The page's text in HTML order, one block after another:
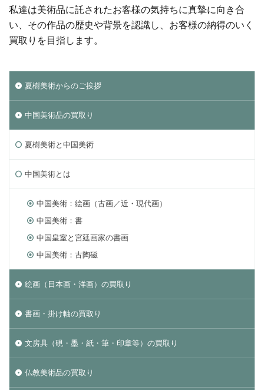
私達は美術品に託されたお客様の気持ちに真摯に向き合
い、その作品の歴史や背景を認識し、お客様の納得のいく
買取りを目指します。
夏樹美術からのご挨拶
中国美術品の買取り
夏樹美術と中国美術
中国美術とは
中国美術：絵画（古画／近・現代画）
中国美術：書
中国皇室と宮廷画家の書画
中国美術：古陶磁
絵画（日本画・洋画）の買取り
書画・掛け軸の買取り
文房具（硯・墨・紙・筆・印章等）の買取り
仏教美術品の買取り